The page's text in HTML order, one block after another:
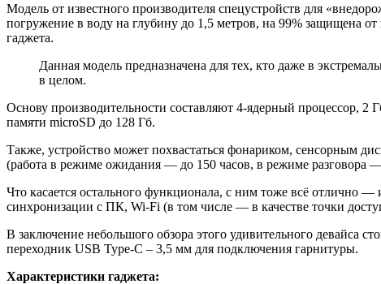
Модель от известного производителя спецустройств для
погружение в воду на глубину до 1,5 метров, на 99% защищена
гаджета.
Данная модель предназначена для тех, кто даже в
в целом.
Основу производительности составляют 4-ядерный процессор, 2
памяти microSD до 128 Гб.
Также, устройство может похвастаться фонариком, сенсорным
(работа в режиме ожидания — до 150 часов, в режиме разговора
Что касается остального функционала, с ним тоже всё отлично
синхронизации с ПК, Wi-Fi (в том числе — в качестве точки
В заключение небольшого обзора этого удивительного девайса
переходник USB Type-C – 3,5 мм для подключения гарнитуры.
Характеристики гаджета: